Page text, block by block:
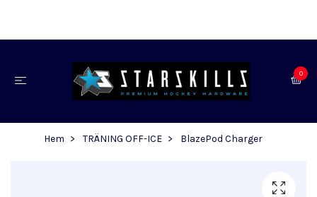
0
Hem TRÄNING OFF-ICE BlazePod Charger